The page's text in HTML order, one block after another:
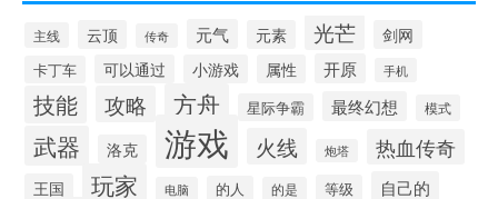
主线 云顶 传奇 元气 元素 光芒 剑网
卡丁车 可以通过 小游戏 属性 开原 手机
技能 攻略 方舟 星际争霸 最终幻想 模式
武器 洛克 游戏 火线 炮塔 热血传奇
王国 玩家 电脑 的人 的是 等级 自己的